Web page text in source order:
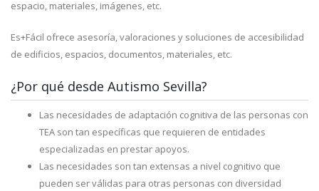
espacio, materiales, imágenes, etc.
Es+Fácil ofrece asesoría, valoraciones y soluciones de accesibilidad
de edificios, espacios, documentos, materiales, etc.
¿Por qué desde Autismo Sevilla?
Las necesidades de adaptación cognitiva de las personas con
TEA son tan específicas que requieren de entidades
especializadas en prestar apoyos.
Las necesidades son tan extensas a nivel cognitivo que
pueden ser válidas para otras personas con diversidad